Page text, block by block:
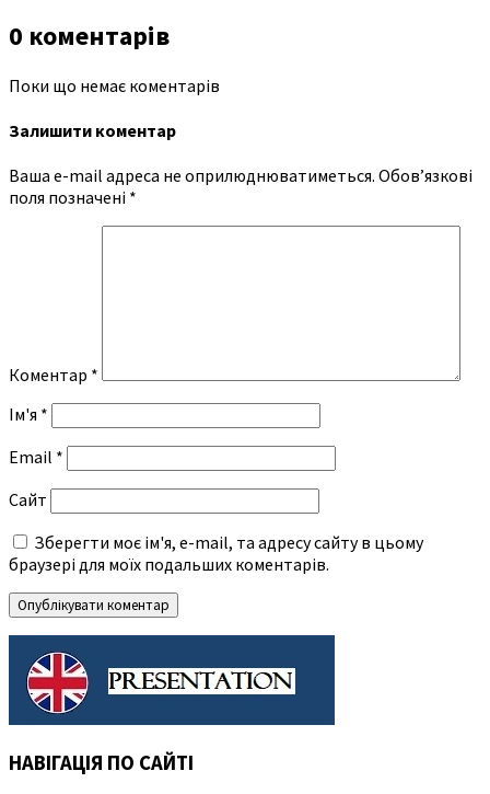
0 коментарів
Поки що немає коментарів
Залишити коментар
Ваша e-mail адреса не оприлюднюватиметься. Обов’язкові
поля позначені *
Коментар *
Ім'я *
Email *
Сайт
Зберегти моє ім'я, e-mail, та адресу сайту в цьому
браузері для моїх подальших коментарів.
НАВІГАЦІЯ ПО САЙТІ